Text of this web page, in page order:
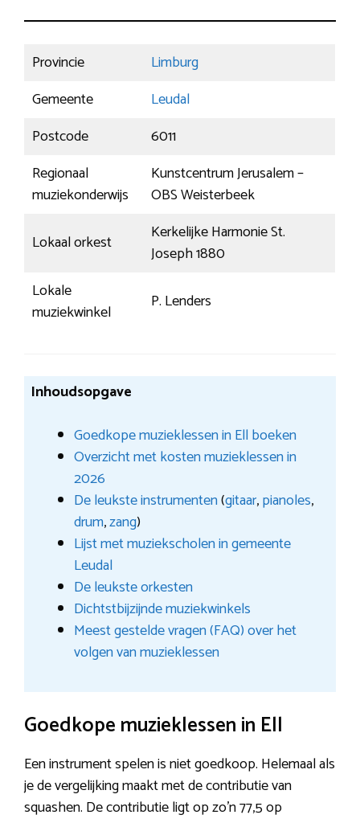
Provincie
Limburg
Gemeente
Leudal
Postcode
6011
Regionaal
muziekonderwijs
Kunstcentrum Jerusalem –
OBS Weisterbeek
Lokaal orkest
Kerkelijke Harmonie St.
Joseph 1880
Lokale
muziekwinkel
P. Lenders
Inhoudsopgave
Goedkope muzieklessen in Ell boeken
Overzicht met kosten muzieklessen in
2026
De leukste instrumenten(gitaar,pianoles,
drum,zang)
Lijst met muziekscholen in gemeente
Leudal
De leukste orkesten
Dichtstbijzijnde muziekwinkels
Meest gestelde vragen (FAQ) over het
volgen van muzieklessen
Goedkope muzieklessen in Ell
Een instrument spelen is niet goedkoop. Helemaal als
je de vergelijking maakt met de contributie van
squashen. De contributie ligt op zo’n 77,5 op